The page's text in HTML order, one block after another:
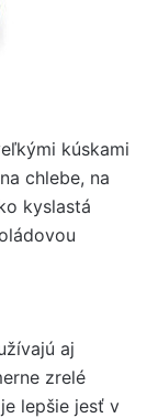
kúskami
chlebe, na
kyslastá
aj
zrelé
lepšie jesť v